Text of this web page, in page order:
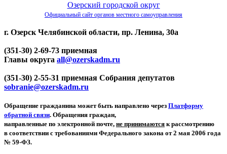
Озерский городской округ
Официальный сайт органов местного самоуправления
г. Озерск Челябинской области, пр. Ленина, 30а
(351-30) 2-69-73 приемная
Главы округа all@ozerskadm.ru
(351-30) 2-55-31 приемная Собрания депутатов
sobranie@ozerskadm.ru
Обращение гражданина может быть направлено через Платформу
обратной связи. Обращения граждан,
направленные по электронной почте, не принимаются к рассмотрению
в соответствии с требованиями Федерального закона от 2 мая 2006 года
№ 59-ФЗ.